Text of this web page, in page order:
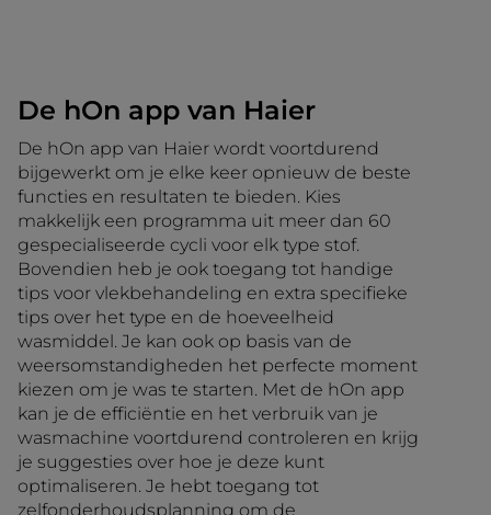
De hOn app van Haier
De hOn app van Haier wordt voortdurend
bijgewerkt om je elke keer opnieuw de beste
functies en resultaten te bieden. Kies
makkelijk een programma uit meer dan 60
gespecialiseerde cycli voor elk type stof.
Bovendien heb je ook toegang tot handige
tips voor vlekbehandeling en extra specifieke
tips over het type en de hoeveelheid
wasmiddel. Je kan ook op basis van de
weersomstandigheden het perfecte moment
kiezen om je was te starten. Met de hOn app
kan je de efficiëntie en het verbruik van je
wasmachine voortdurend controleren en krijg
je suggesties over hoe je deze kunt
optimaliseren. Je hebt toegang tot
zelfonderhoudsplanning om de